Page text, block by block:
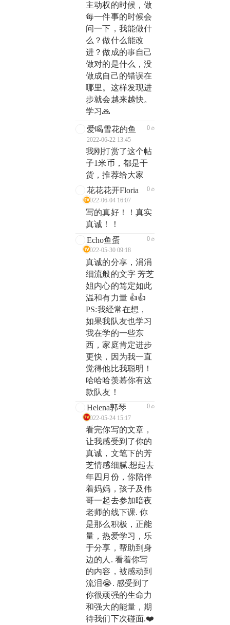
主动权的时候，做
每一件事的时候会
问一下，我能做什
么？做什么能改
进？做成的事自己
做对的是什么，没
做成自己的错误在
哪里。这样发现进
步就会越来越快。
学习🙏
爱喝雪花的鱼
2022-06-22 13:45
0
我刚打赏了这个帖
子1米币，都是干
货，推荐给大家
花花花开Floria
2022-06-04 16:07
0
写的真好！！真实
真诚！！
Echo鱼蛋
2022-05-30 09:18
0
真诚的分享，涓涓
细流般的文字 芳芝
姐内心的笃定如此
温和有力量 👍👍
PS:我经常在想，
如果我队友也学习
我在学的一些东
西，家庭肯定进步
更快，因为我一直
觉得他比我聪明！
哈哈哈羡慕你有这
款队友！
Helena郭琴
2022-05-24 15:17
0
看完你写的文章，
让我感受到了你的
真诚，文笔下的芳
芝情感细腻.想起去
年四月份，你陪伴
着妈妈，孩子及伟
哥一起去参加暗夜
老师的线下课. 你
是那么积极，正能
量，热爱学习，乐
于分享，帮助到身
边的人. 看着你写
的内容，被感动到
流泪😭. 感受到了
你很顽强的生命力
和强大的能量，期
待我们下次碰面.❤️